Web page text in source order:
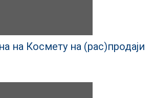
на Космету на (рас)продаји